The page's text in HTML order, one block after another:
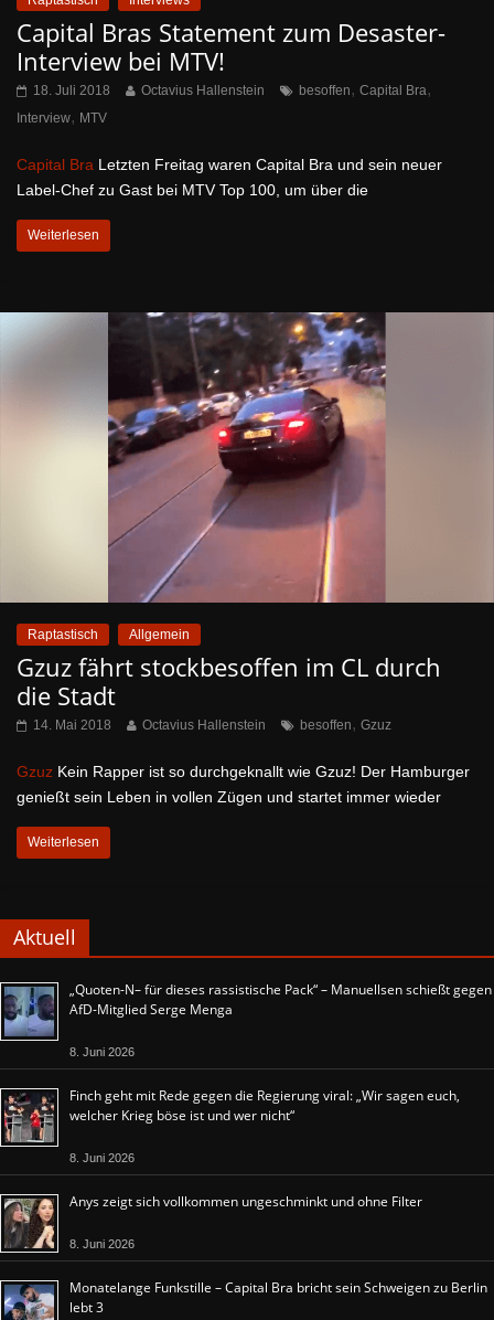
Capital Bras Statement zum Desaster-
Interview bei MTV!
18. Juli 2018 Octavius Hallenstein besoffen, Capital Bra,
Interview, MTV
Capital Bra Letzten Freitag waren Capital Bra und sein neuer
Label-Chef zu Gast bei MTV Top 100, um über die
Weiterlesen
Raptastisch Allgemein
Gzuz fährt stockbesoffen im CL durch
die Stadt
14. Mai 2018 Octavius Hallenstein besoffen, Gzuz
Gzuz Kein Rapper ist so durchgeknallt wie Gzuz! Der Hamburger
genießt sein Leben in vollen Zügen und startet immer wieder
Weiterlesen
Aktuell
„Quoten-N– für dieses rassistische Pack“ – Manuellsen schießt gegen
AfD-Mitglied Serge Menga
8. Juni 2026
Finch geht mit Rede gegen die Regierung viral: „Wir sagen euch,
welcher Krieg böse ist und wer nicht“
8. Juni 2026
Anys zeigt sich vollkommen ungeschminkt und ohne Filter
8. Juni 2026
Monatelange Funkstille – Capital Bra bricht sein Schweigen zu Berlin
lebt 3